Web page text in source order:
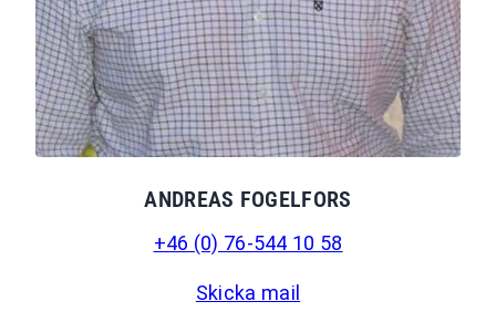
ANDREAS FOGELFORS
+46 (0) 76-544 10 58
Skicka mail